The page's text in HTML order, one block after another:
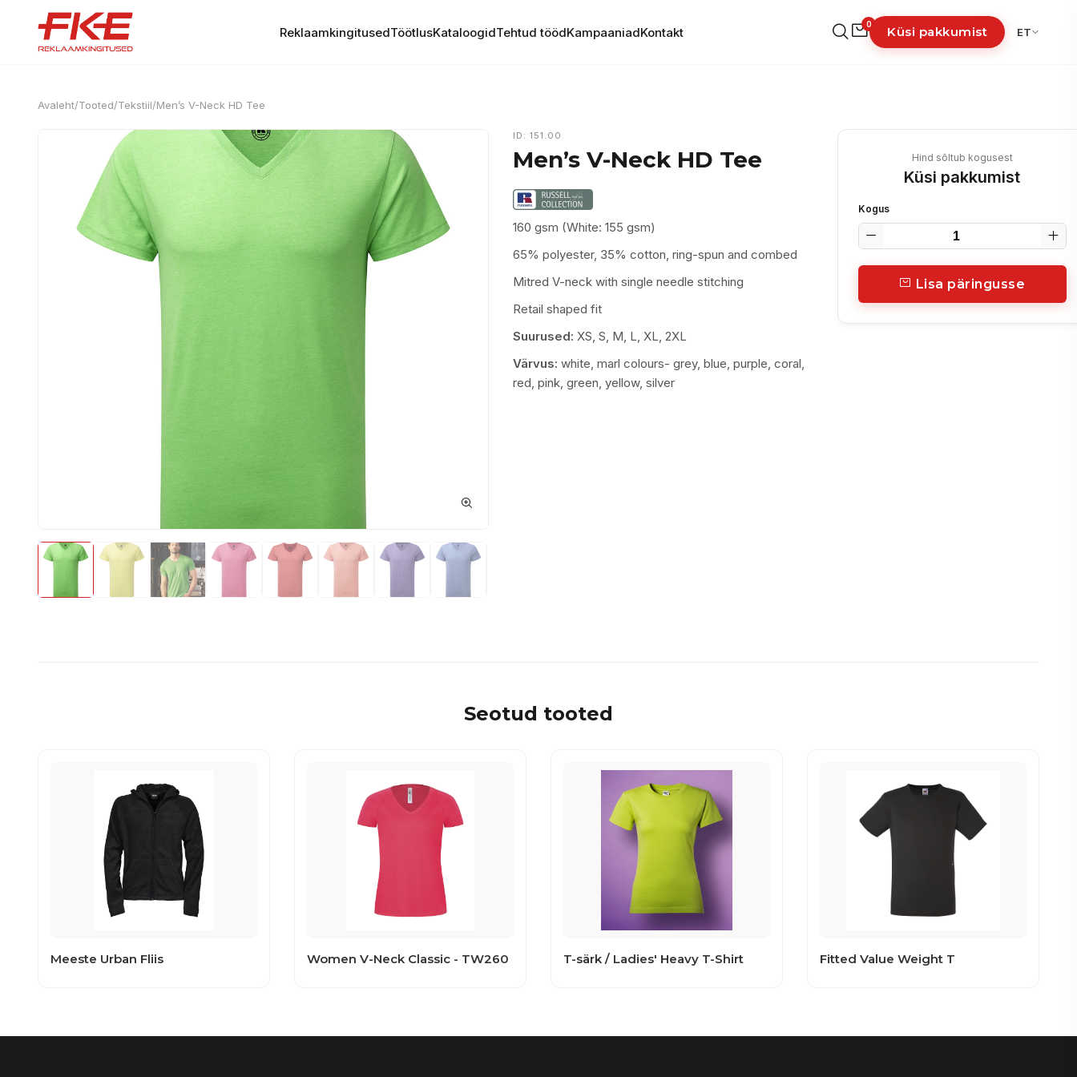
ReklaamkingitusedTöötlusKataloogidTehtud töödKampaaniadKontakt
0
Küsi pakkumist ET
Avaleht/Tooted/Tekstiil/Men’s V-Neck HD Tee
ID: 151.00
Men’s V-Neck HD Tee
160 gsm (White: 155 gsm)
65% polyester, 35% cotton, ring-spun and combed
Mitred V-neck with single needle stitching
Retail shaped fit
Suurused: XS, S, M, L, XL, 2XL
Värvus: white, marl colours- grey, blue, purple, coral,
red, pink, green, yellow, silver
Hind sõltub kogusest
Küsi pakkumist
Kogus
Lisa päringusse
Seotud tooted
Meeste Urban Fliis Women V-Neck Classic - TW260 T-särk / Ladies' Heavy T-Shirt Fitted Value Weight T